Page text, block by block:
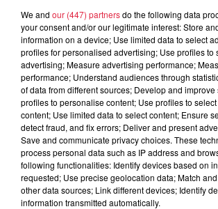
6 août 2026
À Hoerdt, de l’eau
robinets
6 août 2026
Tags antisémites à
Catherine
We and our (447) partnersdo the following data
your consent and/or our legitimate interest: Store
information on a device; Use limited data to select
profiles for personalised advertising; Use profiles to
advertising; Measure advertising performance;
performance; Understand audiences through
of data from different sources; Develop and
profiles to personalise content; Use profiles to
content; Use limited data to select content; Ensure
detect fraud, and fix errors; Deliver and present
Save and communicate privacy choices. These
process personal data such as IP address and
following functionalities: Identify devices based on
requested; Use precise geolocation data; Match
other data sources; Link different devices; Identify
information transmitted automatically.